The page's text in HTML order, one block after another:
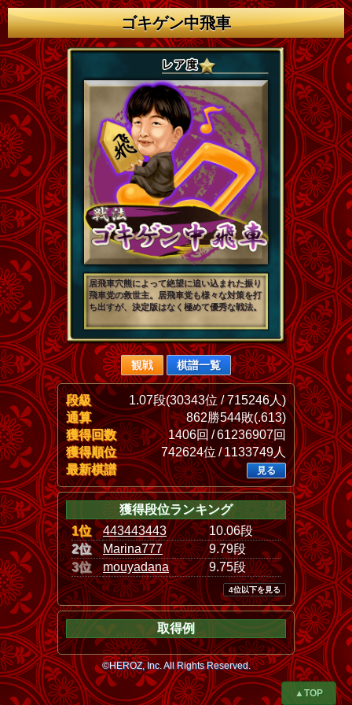
ゴキゲン中飛車
居飛車穴熊によって絶望に追い込まれた振り
飛車党の救世主。居飛車党も様々な対策を打
ち出すが、決定版はなく極めて優秀な戦法。
観戦 棋譜一覧
段級
1.07段(30343位 / 715246人)
通算
862勝544敗(.613)
獲得回数
1406回 / 61236907回
獲得順位
742624位 / 1133749人
最新棋譜
見る
獲得段位ランキング
1位
443443443
10.06段
2位
Marina777
9.79段
3位
mouyadana 9.75段
4位以下を見る
取得例
©HEROZ, Inc. All Rights Reserved.
▲TOP